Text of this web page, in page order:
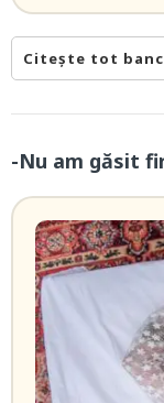
Citește tot
-Nu am găsit